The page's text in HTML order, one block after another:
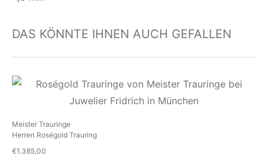
DAS KÖNNTE IHNEN AUCH GEFALLEN
Meister Trauringe
Herren Roségold Trauring
€1.385,00